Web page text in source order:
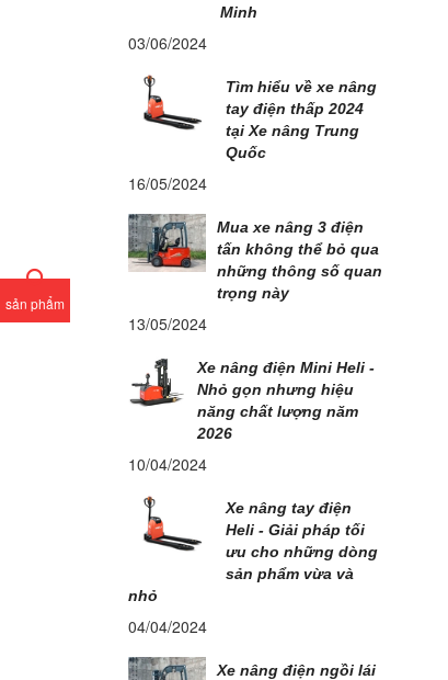
sản phẩm
Minh
03/06/2024
Tìm hiểu về xe nâng
tay điện thấp 2024
tại Xe nâng Trung
Quốc
16/05/2024
Mua xe nâng 3 điện
tấn không thể bỏ qua
những thông số quan
trọng này
13/05/2024
Xe nâng điện Mini Heli -
Nhỏ gọn nhưng hiệu
năng chất lượng năm
2026
10/04/2024
Xe nâng tay điện
Heli - Giải pháp tối
ưu cho những dòng
sản phẩm vừa và
nhỏ
04/04/2024
Xe nâng điện ngồi lái